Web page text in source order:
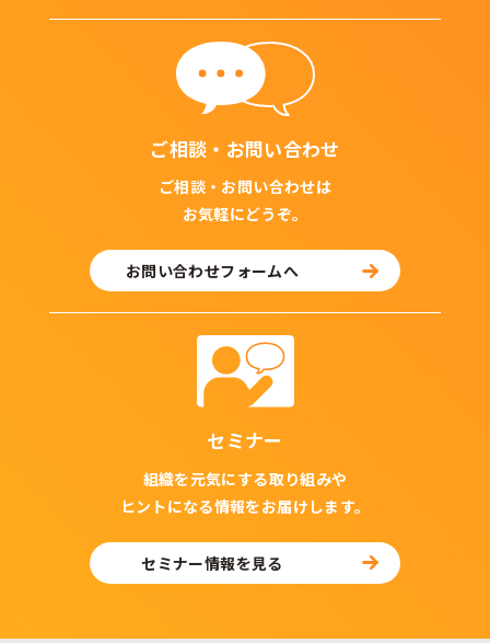
ご相談・お問い合わせ
ご相談・お問い合わせは
お気軽にどうぞ。
お問い合わせフォームへ
セミナー
組織を元気にする取り組みや
ヒントになる情報をお届けします。
セミナー情報を見る